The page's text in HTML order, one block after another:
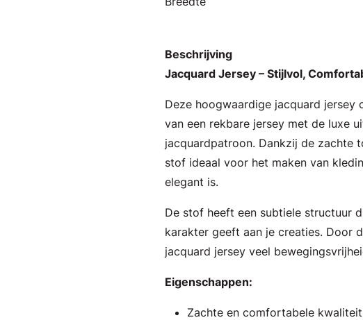
Beschrijving
Jacquard Jersey – Stijlvol,
Deze hoogwaardige jacquard
van een rekbare jersey met de luxe
jacquardpatroon. Dankzij de zachte
stof ideaal voor het maken van
elegant is.
De stof heeft een subtiele structuur
karakter geeft aan je creaties. Door
jacquard jersey veel
Eigenschappen:
Zachte en comfortabele kwaliteit